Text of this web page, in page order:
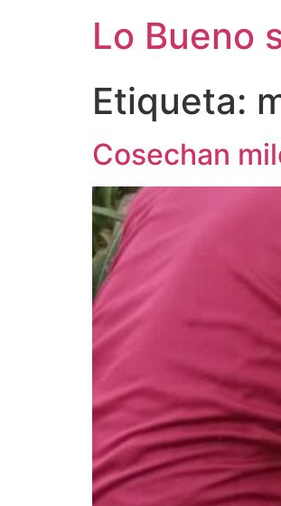
Lo Bueno
Etiqueta:
Cosechan